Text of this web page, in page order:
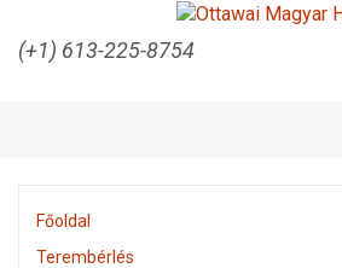
(+1) 613-225-8754
Főoldal
Terembérlés